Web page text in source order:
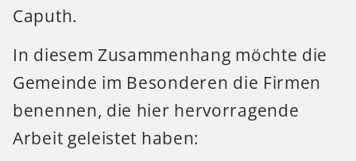
Caputh.
In diesem Zusammenhang möchte die
Gemeinde im Besonderen die Firmen
benennen, die hier hervorragende
Arbeit geleistet haben: